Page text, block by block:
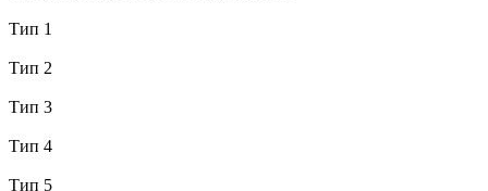
Тип 1
Тип 2
Тип 3
Тип 4
Тип 5